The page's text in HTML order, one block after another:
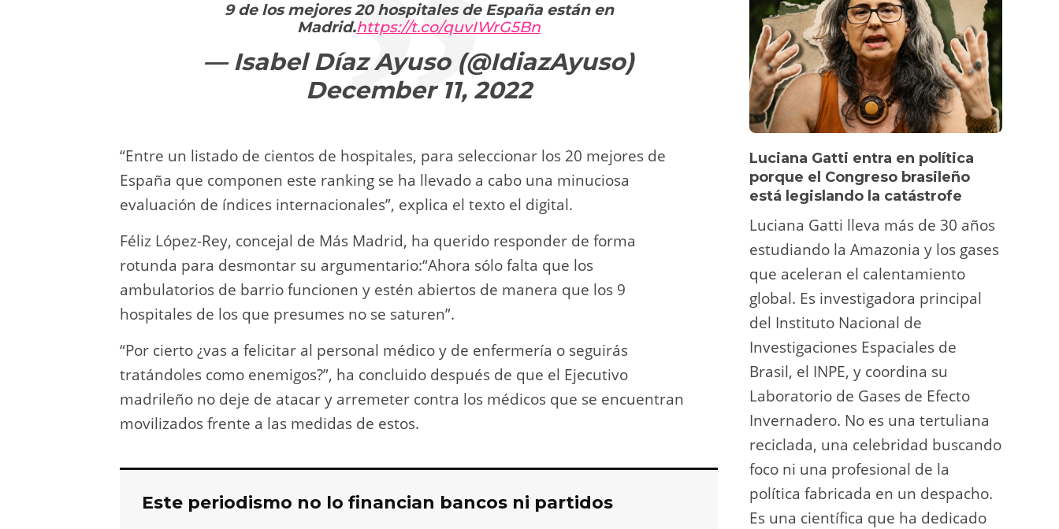
9 de los mejores 20 hospitales de España están en
Madrid.https://t.co/quvIWrG5Bn
— Isabel Díaz Ayuso (@IdiazAyuso)
December 11, 2022
“Entre un listado de cientos de hospitales, para seleccionar los 20 mejores de
España que componen este ranking se ha llevado a cabo una minuciosa
evaluación de índices internacionales”, explica el texto el digital.
Féliz López-Rey, concejal de Más Madrid, ha querido responder de forma
rotunda para desmontar su argumentario:“Ahora sólo falta que los
ambulatorios de barrio funcionen y estén abiertos de manera que los 9
hospitales de los que presumes no se saturen”.
“Por cierto ¿vas a felicitar al personal médico y de enfermería o seguirás
tratándoles como enemigos?”, ha concluido después de que el Ejecutivo
madrileño no deje de atacar y arremeter contra los médicos que se encuentran
movilizados frente a las medidas de estos.
Este periodismo no lo financian bancos ni partidos
Luciana Gatti entra en política
porque el Congreso brasileño
está legislando la catástrofe
Luciana Gatti lleva más de 30 años
estudiando la Amazonia y los gases
que aceleran el calentamiento
global. Es investigadora principal
del Instituto Nacional de
Investigaciones Espaciales de
Brasil, el INPE, y coordina su
Laboratorio de Gases de Efecto
Invernadero. No es una tertuliana
reciclada, una celebridad buscando
foco ni una profesional de la
política fabricada en un despacho.
Es una científica que ha dedicado